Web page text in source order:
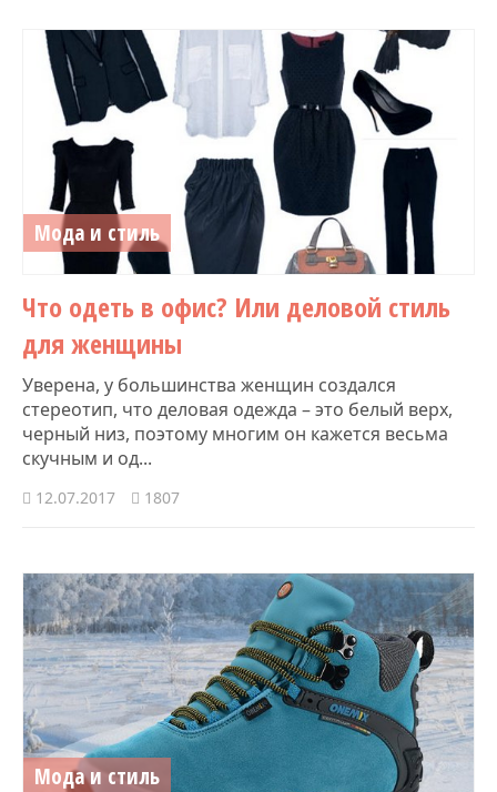
Мода и стиль
Что одеть в офис? Или деловой стиль
для женщины
Уверена, у большинства женщин создался
стереотип, что деловая одежда – это белый верх,
черный низ, поэтому многим он кажется весьма
скучным и од...
12.07.2017 1807
Мода и стиль